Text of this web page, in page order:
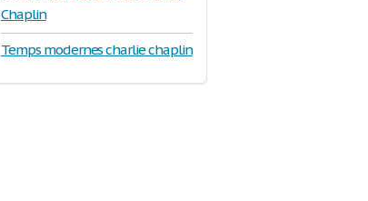
Chaplin
Temps modernes charlie chaplin